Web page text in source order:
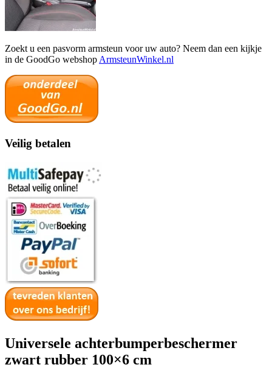
Zoekt u een pasvorm armsteun voor uw auto? Neem dan een kijkje
in de GoodGo webshop ArmsteunWinkel.nl
Veilig betalen
Universele achterbumperbeschermer
zwart rubber 100×6 cm